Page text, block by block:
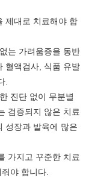
제대로 치료해야 합
는 가려움증을 동반
혈액검사, 식품 유발
.
진단 없이 무분별
검증되지 않은 치료
성장과 발육에 많은
가지고 꾸준한 치료
야 합니다.